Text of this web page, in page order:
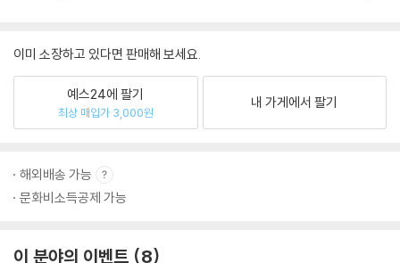
이미 소장하고 있다면 판매해 보세요.
예스24에 팔기
최상 매입가 3,000원
내 가게에서 팔기
해외배송 가능
문화비소득공제 가능
이 분야의 이벤트 8